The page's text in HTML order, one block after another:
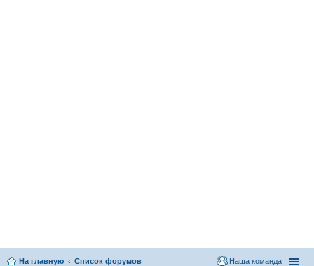
На главную Список форумов Наша команда